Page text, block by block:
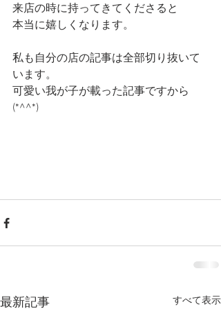
来店の時に持ってきてくださると
本当に嬉しくなります。
私も自分の店の記事は全部切り抜いて
います。
可愛い我が子が載った記事ですから
(*^^*)
最新記事 すべて表示